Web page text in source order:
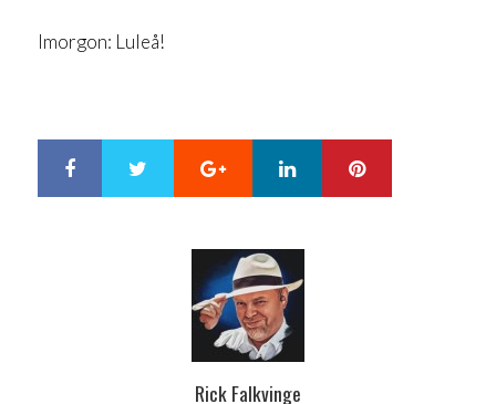
Imorgon: Luleå!
Google+ LinkedIn
Rick Falkvinge